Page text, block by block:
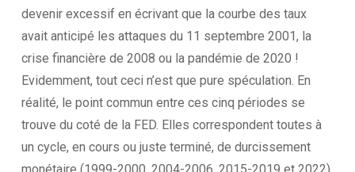
devenir excessif en écrivant que la courbe des taux
avait anticipé les attaques du 11 septembre 2001, la
crise financière de 2008 ou la pandémie de 2020 !
Evidemment, tout ceci n’est que pure spéculation. En
réalité, le point commun entre ces cinq périodes se
trouve du coté de la FED. Elles correspondent toutes à
un cycle, en cours ou juste terminé, de durcissement